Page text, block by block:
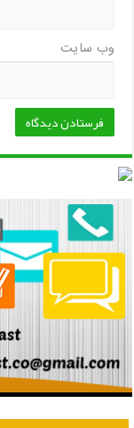
وب‌ سایت